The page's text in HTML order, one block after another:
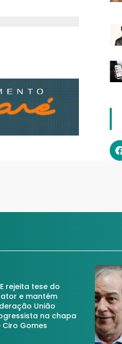
rejeita tese do
e mantém
União
na chapa
Ciro Gomes